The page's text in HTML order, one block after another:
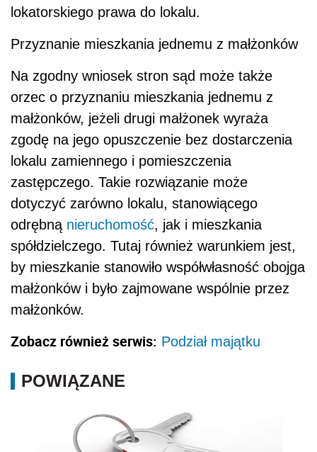
lokatorskiego prawa do lokalu.
Przyznanie mieszkania jednemu z małżonków
Na zgodny wniosek stron sąd może także
orzec o przyznaniu mieszkania jednemu z
małżonków, jeżeli drugi małżonek wyraża
zgodę na jego opuszczenie bez dostarczenia
lokalu zamiennego i pomieszczenia
zastępczego. Takie rozwiązanie może
dotyczyć zarówno lokalu, stanowiącego
odrębną nieruchomość, jak i mieszkania
spółdzielczego. Tutaj również warunkiem jest,
by mieszkanie stanowiło współwłasność obojga
małżonków i było zajmowane wspólnie przez
małżonków.
Zobacz również serwis: Podział majątku
POWIĄZANE